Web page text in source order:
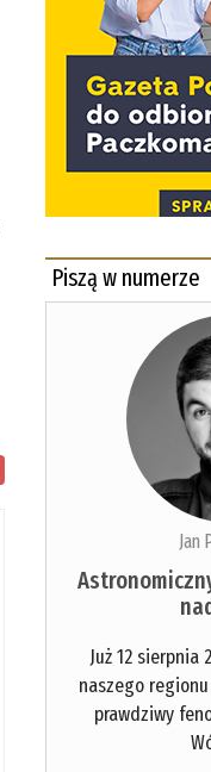
Piszą w numerze
Jan
Już 12 sierpnia
naszego
prawdziwy